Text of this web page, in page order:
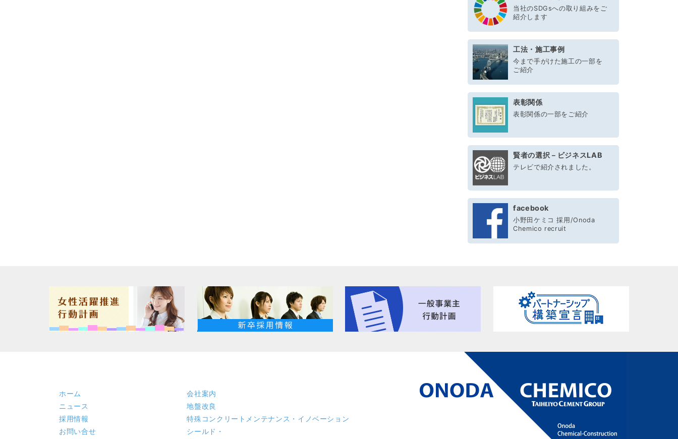
当社のSDGsへの取り組みをご
紹介します
工法・施工事例
今まで手がけた施工の一部を
ご紹介
表彰関係
表彰関係の一部をご紹介
賢者の選択－ビジネスLAB
テレビで紹介されました。
facebook
小野田ケミコ 採用/Onoda
Chemico recruit
ホーム
ニュース
採用情報
お問い合せ
会社案内
地盤改良
特殊コンクリート メンテナンス・イノベーション
シールド・